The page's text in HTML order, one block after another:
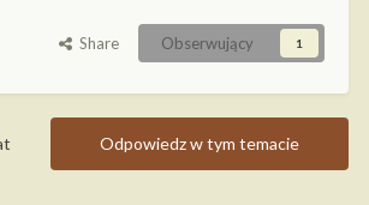
Share Obserwujący 1
Odpowiedz w tym temacie